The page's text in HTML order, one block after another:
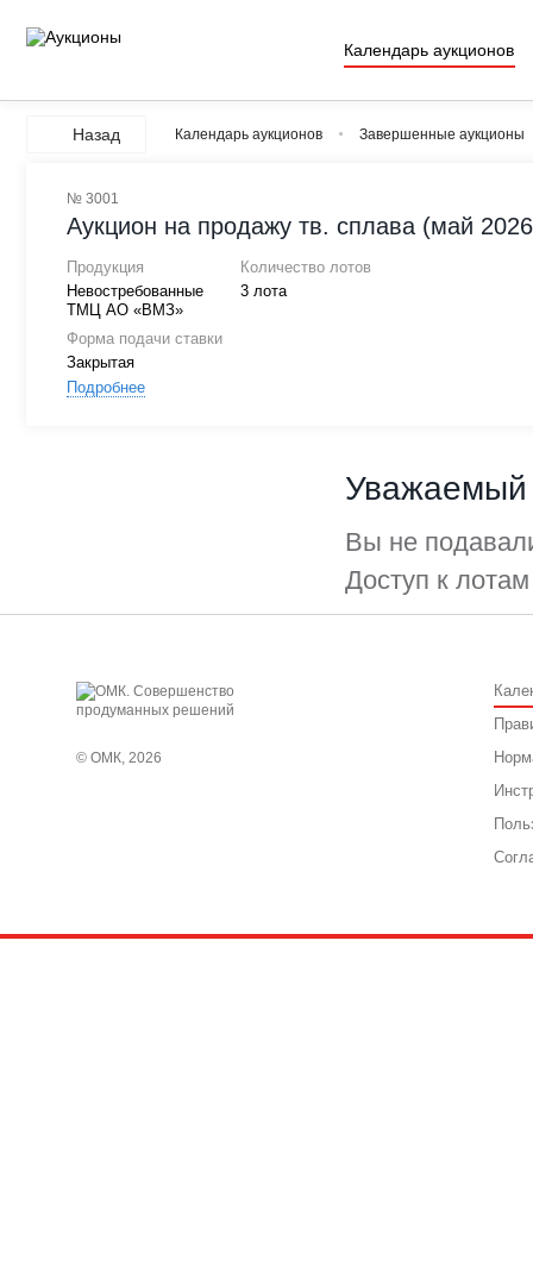
Календарь аукционов
Назад Календарь аукционов Завершенные аукционы
№ 3001
Аукцион на продажу тв. сплава (май
Продукция
Невостребованные
ТМЦ АО «ВМЗ»
Количество лотов
3 лота
Форма подачи ставки
Закрытая
Подробнее
Уважаемый
Вы не
Доступ к
© ОМК, 2026